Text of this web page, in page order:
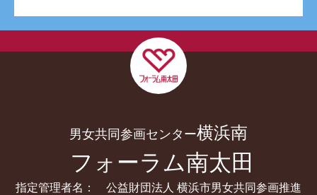
男女共同参画センター横浜南
フォーラム南太田
指定管理者名： 公益財団法人 横浜市男女共同参画推進